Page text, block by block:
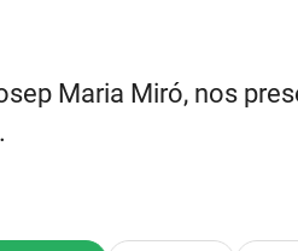
Maria Miró, nos